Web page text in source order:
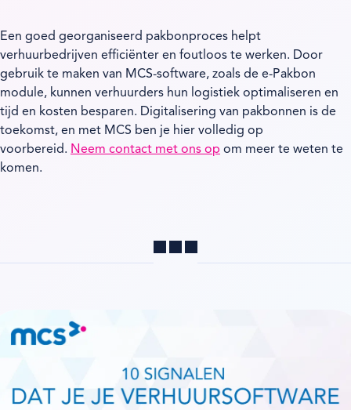
Een goed georganiseerd pakbonproces helpt
verhuurbedrijven efficiënter en foutloos te werken. Door
gebruik te maken van MCS-software, zoals de e-Pakbon
module, kunnen verhuurders hun logistiek optimaliseren en
tijd en kosten besparen. Digitalisering van pakbonnen is de
toekomst, en met MCS ben je hier volledig op
voorbereid. Neem contact met ons op om meer te weten te
komen.